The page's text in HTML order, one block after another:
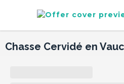
Chasse Cervidé en